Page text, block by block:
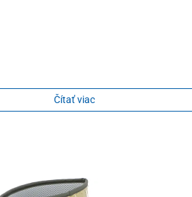
Čítať viac